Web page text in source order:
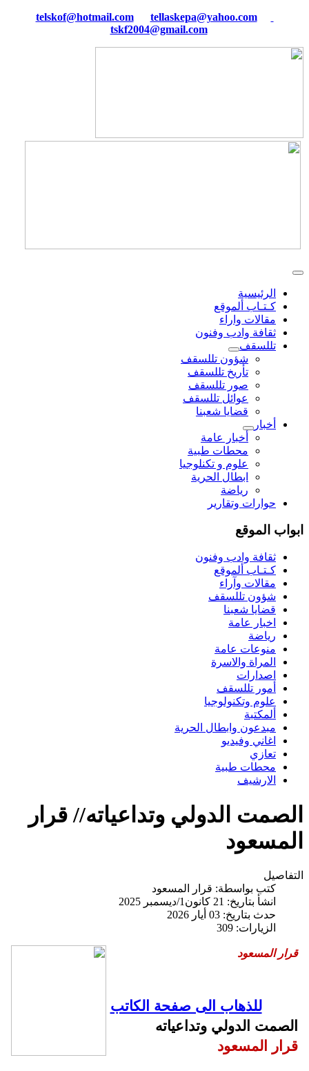
tellaskepa@yahoo.com
tskf2004@gmail.com
الرئيسية
كـتـاب ألموقع
مقالات واراء
ثقافة وادب وفنون
تللسقف
شؤون تللسقف
تأريخ تللسقف
صور تللسقف
عوائل تللسقف
قضايا شعبنا
أخبار
أخبار عامة
محطات طبية
علوم و تکنلوجیا
ابطال الحرية
رياضة
حوارات وتقارير
ابواب الموقع
ثقافة وادب وفنون
كـتـاب ألموقع
مقالات وآراء
شؤون تللسقف
قضايا شعبنا
اخبار عامة
رياضة
منوعات عامة
المراة والاسرة
اصدارات
أمور تللسقف
علوم وتكنولوجيا
ألمكتبة
مبدعون وابطال الحرية
اغاني وفيديو
تعازي
محطات طبية
الارشيف
الصمت الدولي وتداعياته// قرار
المسعود
التفاصيل
كتب بواسطة: قرار المسعود
انشأ بتاريخ: 21 كانون1/ديسمبر 2025
حدث بتاريخ: 03 أيار 2026
الزيارات: 309
قرار المسعود
للذهاب الى صفحة الكاتب
الصمت الدولي وتداعياته
قرار المسعود